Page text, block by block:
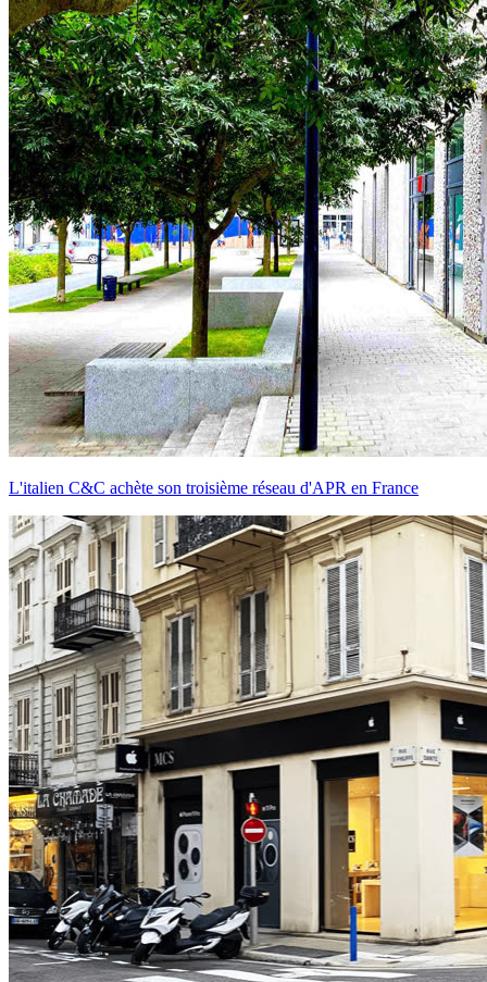
L'italien C&C achète son troisième réseau d'APR en France